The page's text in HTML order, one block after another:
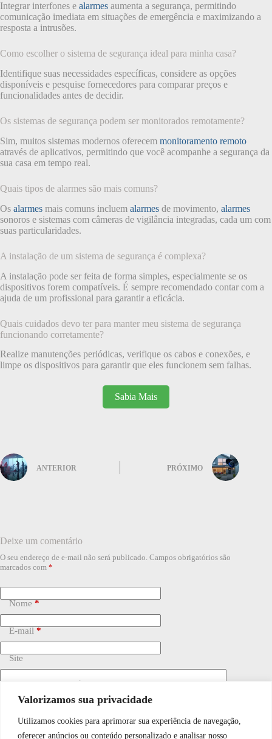
Valorizamos sua privacidade
Utilizamos cookies para aprimorar sua experiência de navegação,
oferecer anúncios ou conteúdo personalizado e analisar nosso
Integrar interfones e alarmes aumenta a segurança, permitindo
comunicação imediata em situações de emergência e maximizando a
resposta a intrusões.
Como escolher o sistema de segurança ideal para minha casa?
Identifique suas necessidades específicas, considere as opções
disponíveis e pesquise fornecedores para comparar preços e
funcionalidades antes de decidir.
Os sistemas de segurança podem ser monitorados remotamente?
Sim, muitos sistemas modernos oferecem monitoramento remoto
através de aplicativos, permitindo que você acompanhe a segurança da
sua casa em tempo real.
Quais tipos de alarmes são mais comuns?
Os alarmes mais comuns incluem alarmes de movimento, alarmes
sonoros e sistemas com câmeras de vigilância integradas, cada um com
suas particularidades.
A instalação de um sistema de segurança é complexa?
A instalação pode ser feita de forma simples, especialmente se os
dispositivos forem compatíveis. É sempre recomendado contar com a
ajuda de um profissional para garantir a eficácia.
Quais cuidados devo ter para manter meu sistema de segurança
funcionando corretamente?
Realize manutenções periódicas, verifique os cabos e conexões, e
limpe os dispositivos para garantir que eles funcionem sem falhas.
Sabia Mais
ANTERIOR PRÓXIMO
Deixe um comentário
O seu endereço de e-mail não será publicado. Campos obrigatórios são
marcados com *
Nome *
E-mail *
Site
Adicionar comentário
WhatsApp JF Tech